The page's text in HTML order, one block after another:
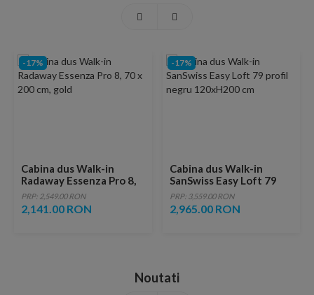
-17%
Cabina dus Walk-in
Radaway Essenza Pro 8,
70 x 200 cm, gold
PRP: 2,549.00 RON
2,141.00 RON
-17%
Cabina dus Walk-in
SanSwiss Easy Loft 79
profil negru 120xH200
cm
PRP: 3,559.00 RON
2,965.00 RON
Noutati